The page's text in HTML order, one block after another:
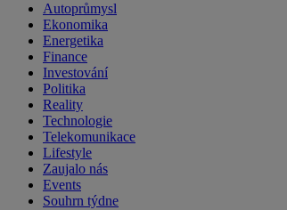
Autoprůmysl
Ekonomika
Energetika
Finance
Investování
Politika
Reality
Technologie
Telekomunikace
Lifestyle
Zaujalo nás
Events
Souhrn týdne